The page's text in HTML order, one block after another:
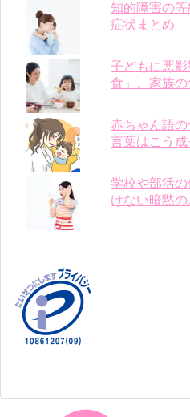
知的障害の
症状まとめ
子どもに悪
食」。家族
赤ちゃん語
言葉はこう成
学校や部活
けない暗黙